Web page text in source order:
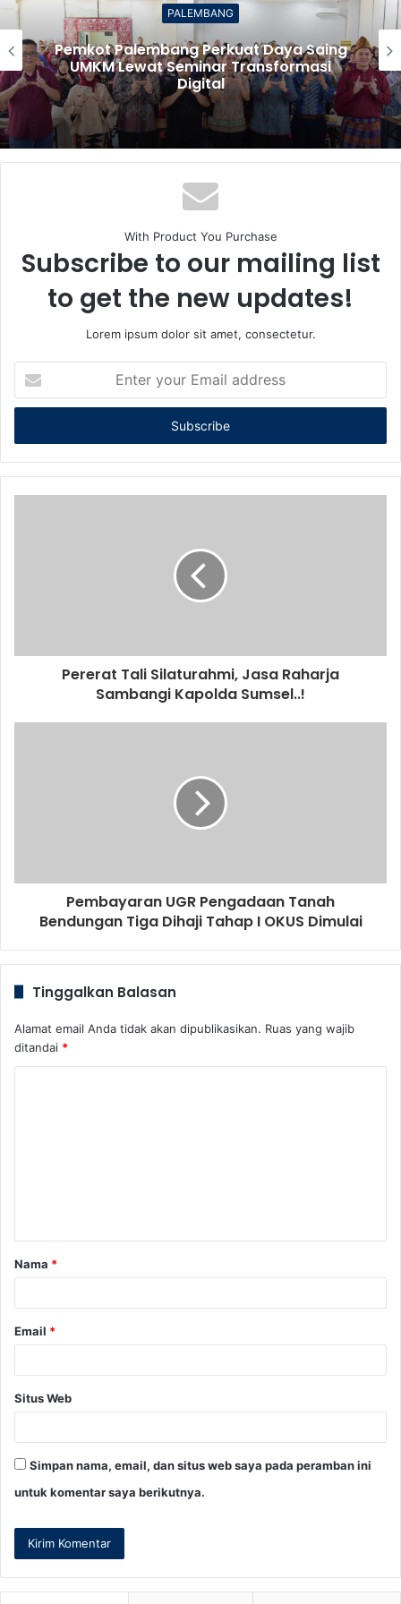
PALEMBANG
Pemkot Palembang Perkuat Daya Saing
UMKM Lewat Seminar Transformasi
Digital
With Product You Purchase
Subscribe to our mailing list
to get the new updates!
Lorem ipsum dolor sit amet, consectetur.
your
Email
Pererat Tali Silaturahmi, Jasa Raharja
Sambangi Kapolda Sumsel..!
Pembayaran UGR Pengadaan Tanah
Bendungan Tiga Dihaji Tahap I OKUS Dimulai
Tinggalkan Balasan
Alamat email Anda tidak akan dipublikasikan. Ruas yang wajib
ditandai *
a
r
Nama *
Email *
Situs Web
Simpan nama, email, dan situs web saya pada peramban ini
untuk komentar saya berikutnya.